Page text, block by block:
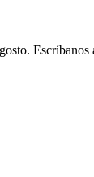
Escríbanos